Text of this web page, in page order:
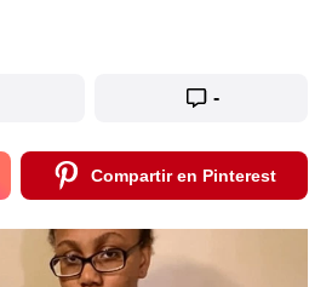
-
Compartir en Pinterest